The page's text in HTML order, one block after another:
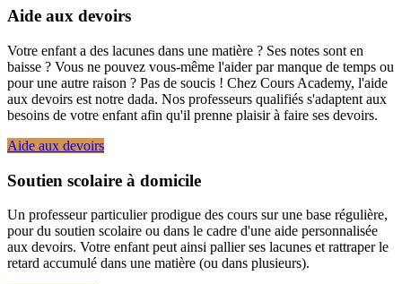
Aide aux devoirs
Votre enfant a des lacunes dans une matière ? Ses notes sont en
baisse ? Vous ne pouvez vous-même l'aider par manque de temps ou
pour une autre raison ? Pas de soucis ! Chez Cours Academy, l'aide
aux devoirs est notre dada. Nos professeurs qualifiés s'adaptent aux
besoins de votre enfant afin qu'il prenne plaisir à faire ses devoirs.
Aide aux devoirs
Soutien scolaire à domicile
Un professeur particulier prodigue des cours sur une base régulière,
pour du soutien scolaire ou dans le cadre d'une aide personnalisée
aux devoirs. Votre enfant peut ainsi pallier ses lacunes et rattraper le
retard accumulé dans une matière (ou dans plusieurs).